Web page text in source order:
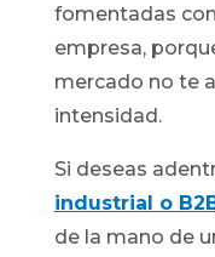
fomentadas
empresa,
mercado no te
intensidad.
Si deseas
industrial o
de la mano de